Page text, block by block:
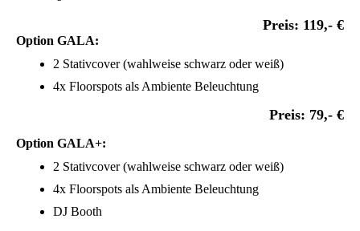
Preis: 119,- €
Option GALA:
2 Stativcover (wahlweise schwarz oder weiß)
4x Floorspots als Ambiente Beleuchtung
Preis: 79,- €
Option GALA+:
2 Stativcover (wahlweise schwarz oder weiß)
4x Floorspots als Ambiente Beleuchtung
DJ Booth